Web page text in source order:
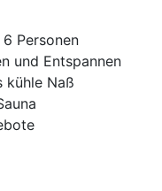
Personen
und Entspannen
kühle Naß